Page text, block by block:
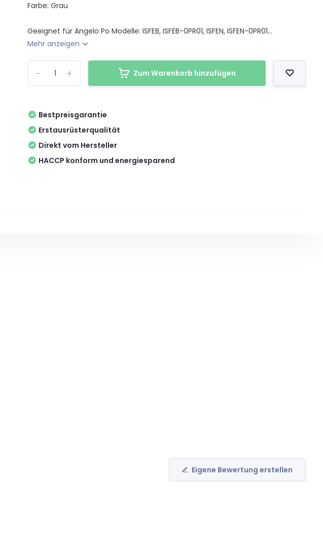
Farbe: Grau
Geeignet für Angelo Po Modelle: ISFEB, ISFEB-0PR01, ISFEN, ISFEN-0PR01...
Mehr anzeigen
+
- Zum Warenkorb hinzufügen
Bestpreisgarantie
Erstausrüsterqualität
Direkt vom Hersteller
HACCP konform und energiesparend
Eigene Bewertung erstellen